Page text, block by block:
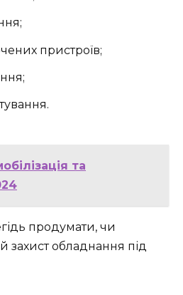
пристроїв;
та
продумати, чи
захист обладнання під